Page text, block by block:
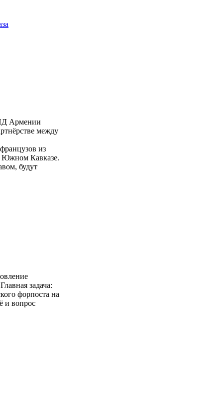
Армении
между
из
Южном Кавказе.
будут
задача:
форпоста на
и вопрос